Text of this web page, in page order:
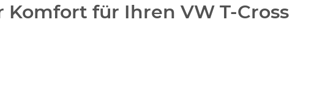
für Ihren VW T-Cross